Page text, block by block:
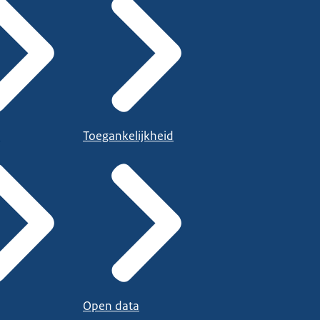
Toegankelijkheid
Open data